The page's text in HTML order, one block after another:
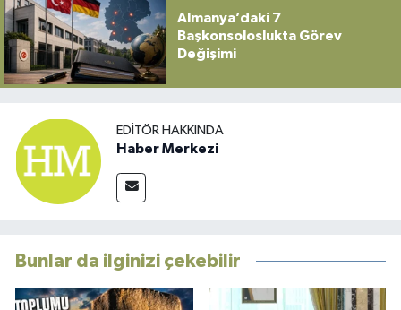
Almanya’daki 7
Başkonsoloslukta Görev
Değişimi
EDITÖR HAKKINDA
Haber Merkezi
Bunlar da ilginizi çekebilir